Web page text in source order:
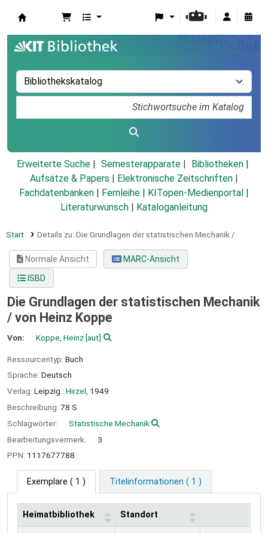
Erweiterte Suche Semesterapparate
Bibliotheken
Aufsätze & Papers
Elektronische Zeitschriften
Fachdatenbanken
Fernleihe KITopen-Medienportal
Literaturwunsch
Kataloganleitung
Start Details zu: Die Grundlagen der statistischen Mechanik /
Normale Ansicht
MARC-Ansicht
ISBD
Die Grundlagen der statistischen Mechanik
/ von Heinz Koppe
Von: Koppe, Heinz[aut]
Ressourcentyp: Buch
Sprache: Deutsch
Verlag: Leipzig : Hirzel, 1949
Beschreibung: 78 S
Schlagwörter:
Statistische Mechanik
Bearbeitungsvermerk:
3
PPN: 1117677788
Exemplare ( 1 ) Titelinformationen ( 1 )
Heimatbibliothek Standort